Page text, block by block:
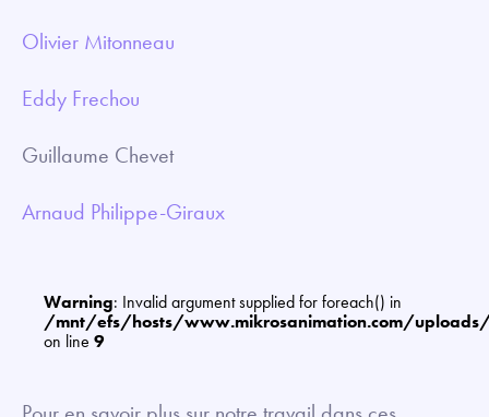
Olivier Mitonneau
Eddy Frechou
Guillaume Chevet
Arnaud Philippe-Giraux
Warning: Invalid argument supplied for foreach() in
/mnt/efs/hosts/www.mikrosanimation.com/
on line 9